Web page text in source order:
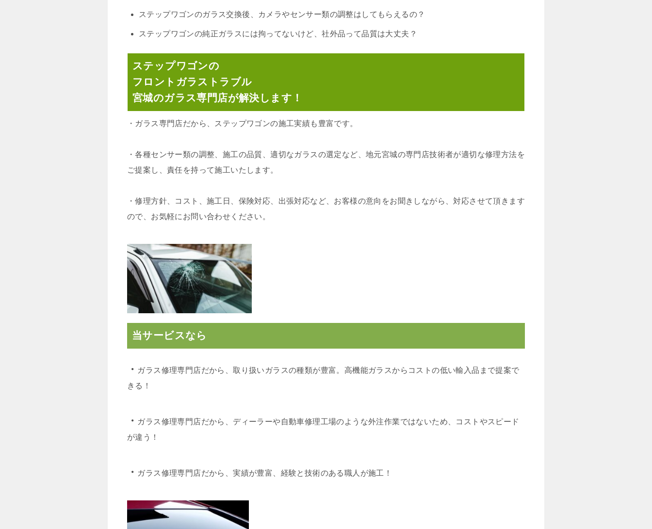
ステップワゴンのガラス交換後、カメラやセンサー類の調整はしてもらえるの？
ステップワゴンの純正ガラスには拘ってないけど、社外品って品質は大丈夫？
ステップワゴンの
フロントガラストラブル
宮城のガラス専門店が解決します！
・ ガラス専門店だから、ステップワゴンの施工実績も豊富です。
・各種センサー類の調整、施工の品質、適切なガラスの選定など、地元宮城の専門店技術者が適切な修理方法を
ご提案し、責任を持って施工いたします。
・修理方針、コスト、施工日、保険対応、出張対応など、お客様の意向をお聞きしながら、対応させて頂きます
ので、お気軽にお問い合わせください。
当サービスなら
・ ガラス修理専門店だから、取り扱いガラスの種類が豊富。高機能ガラスからコストの低い輸入品まで提案で
きる！
・ ガラス修理専門店だから、ディーラーや自動車修理工場のような外注作業ではないため、コストやスピード
が違う！
・ ガラス修理専門店だから、実績が豊富、経験と技術のある職人が施工！